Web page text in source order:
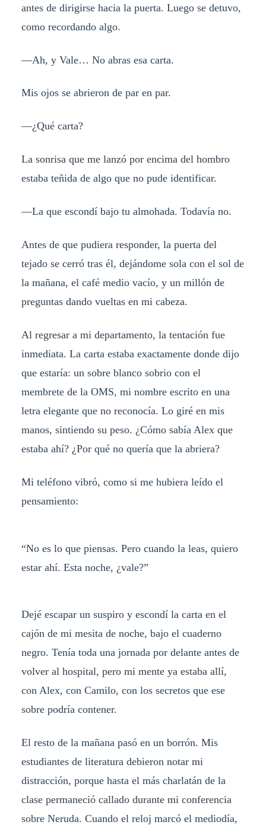
antes de dirigirse hacia la puerta. Luego se detuvo,
como recordando algo.
—Ah, y Vale… No abras esa carta.
Mis ojos se abrieron de par en par.
—¿Qué carta?
La sonrisa que me lanzó por encima del hombro
estaba teñida de algo que no pude identificar.
—La que escondí bajo tu almohada. Todavía no.
Antes de que pudiera responder, la puerta del
tejado se cerró tras él, dejándome sola con el sol de
la mañana, el café medio vacío, y un millón de
preguntas dando vueltas en mi cabeza.
Al regresar a mi departamento, la tentación fue
inmediata. La carta estaba exactamente donde dijo
que estaría: un sobre blanco sobrio con el
membrete de la OMS, mi nombre escrito en una
letra elegante que no reconocía. Lo giré en mis
manos, sintiendo su peso. ¿Cómo sabía Alex que
estaba ahí? ¿Por qué no quería que la abriera?
Mi teléfono vibró, como si me hubiera leído el
pensamiento:
“No es lo que piensas. Pero cuando la leas, quiero
estar ahí. Esta noche, ¿vale?”
Dejé escapar un suspiro y escondí la carta en el
cajón de mi mesita de noche, bajo el cuaderno
negro. Tenía toda una jornada por delante antes de
volver al hospital, pero mi mente ya estaba allí,
con Alex, con Camilo, con los secretos que ese
sobre podría contener.
El resto de la mañana pasó en un borrón. Mis
estudiantes de literatura debieron notar mi
distracción, porque hasta el más charlatán de la
clase permaneció callado durante mi conferencia
sobre Neruda. Cuando el reloj marcó el mediodía,